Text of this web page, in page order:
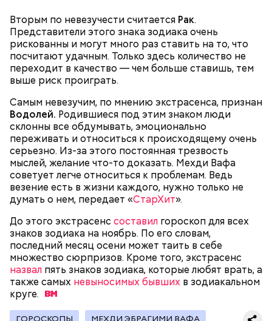
Вторым по невезучести считается Рак.
Представители этого знака зодиака очень
рискованны и могут много раз ставить на то, что
посчитают удачным. Только здесь количество не
переходит в качество — чем больше ставишь, тем
выше риск проиграть.
Самым невезучим, по мнению экстрасенса, признан
Водолей. Родившиеся под этим знаком люди
склонны все обдумывать, эмоционально
переживать и относиться к происходящему очень
серьезно. Из-за этого постоянная трезвость
мыслей, желание что-то доказать. Мехди Вафа
советует легче относиться к проблемам. Ведь
везение есть в жизни каждого, нужно только не
думать о нем, передает «СтарХит».
До этого экстрасенс составил гороскоп для всех
знаков зодиака на ноябрь. По его словам,
последний месяц осени может таить в себе
множество сюрпризов. Кроме того, экстрасенс
назвал пять знаков зодиака, которые любят врать, а
также самых невыносимых бывших в зодиакальном
круге.
ГОРОСКОПЫ МЕХДИ ЭБРАГИМИ ВАФА
нужно застыть на месте и не двигаться;
нельзя ни в коем случае махать руками;
не стоит пытаться «поймать» молнию или
потрогать, особенно металлическими
предметами.
— Первые двое суток мы постоянно были на ногах.
Каждые два часа ездили делать замеры радиации.
Время от выезда до выезда — на отдых. Работа и
есть работа. Ее надо выполнять, — говорит он.
После получения предельно допустимой дозы
радиации Макеева вывели из 30-километровой
зоны отчуждения, где он до 3 мая проверял на
уровень радиационной зараженности
автотранспорт.
Множество людей совершают паломнические
поездки, чтобы поклониться мощам Святителя
Николая, которые находятся в Италии. 19 декабря
отмечается Никола Зимний, а 22 мая Никола вешний
или летний. Этот день установлен в память об
обретении его мощей.
Молитва Николаю чудотворцу